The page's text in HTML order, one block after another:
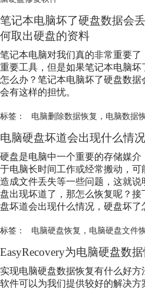
笔记本电脑坏了硬盘数据会
何取出硬盘的资料
笔记本电脑对我们真的非常重要
重要工具，但是如果笔记本电脑
怎么办？笔记本电脑坏了硬盘数
会有这样的担忧。
标签： 电脑删除数据恢复 ， 电脑数据
电脑硬盘坏道会出现什么情
硬盘是电脑中一个重要的存储媒
于电脑长时间工作或经常搬动，
造成文件丢失等一些问题，这就
盘出现坏道了，那怎么恢复呢？
盘坏道会出现什么情况，硬盘坏了
标签： 电脑硬盘恢复 ， 电脑硬盘文件
EasyRecovery为电脑硬盘数
实现电脑硬盘数据恢复有什么好方
软件可以为我们提供较好的解决